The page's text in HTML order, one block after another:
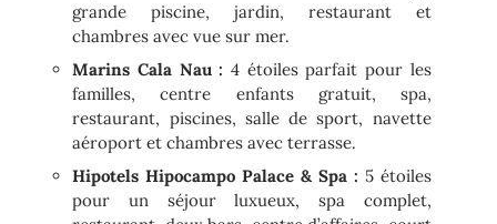
grande piscine, jardin, restaurant et
chambres avec vue sur mer.
Marins Cala Nau : 4 étoiles parfait pour les
familles, centre enfants gratuit, spa,
restaurant, piscines, salle de sport, navette
aéroport et chambres avec terrasse.
Hipotels Hipocampo Palace & Spa : 5 étoiles
pour un séjour luxueux, spa complet,